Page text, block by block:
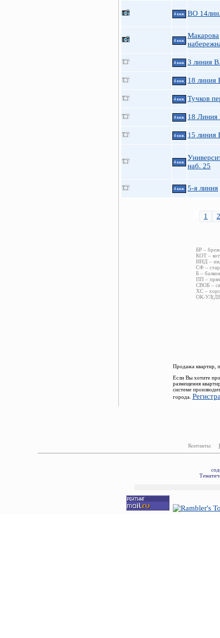
4 ккв. ВО
4 ккв.
Макарова
4 ккв. 3 линия
4 ккв. 18 линия
4 ккв. Тучков
4 ккв. 18 Линия
4 ккв. 15 линия
4 ккв.
наб. 25
4 ккв. 5-я линия
1 2
БР –
КОТ –
ИНД –
СФ –
Б –
ПП –
СВОБ –
ХС –
ОК-
Продажа квартир,
Если Вы хотите
размещения
системе
города.
Контакты: